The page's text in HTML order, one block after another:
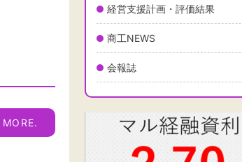
経営支援計画・評価結果
商工NEWS
会報誌
MORE.